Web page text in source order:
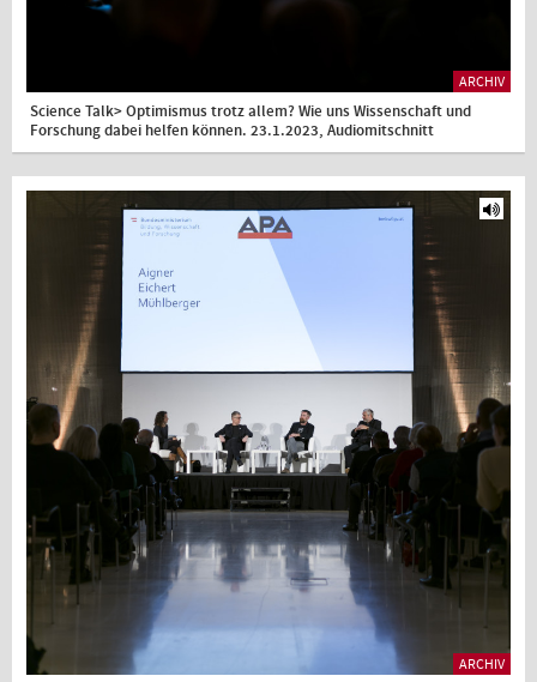
ARCHIV
Science Talk> Optimismus trotz allem? Wie uns Wissenschaft und
Forschung dabei helfen können. 23.1.2023, Audiomitschnitt
ARCHIV